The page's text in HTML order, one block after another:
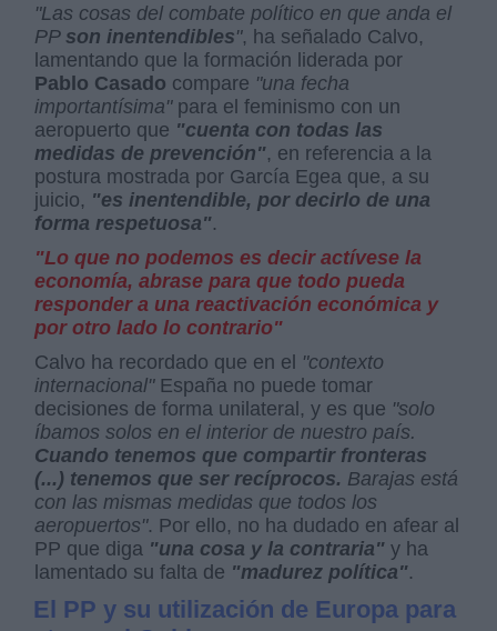
"Las cosas del combate político en que anda el
PP son inentendibles", ha señalado Calvo,
lamentando que la formación liderada por
Pablo Casado compare "una fecha
importantísima"para el feminismo con un
aeropuerto que "cuenta con todas las
medidas de prevención", en referencia a la
postura mostrada por García Egea que, a su
juicio, "es inentendible, por decirlo de una
forma respetuosa".
"Lo que no podemos es decir actívese la
economía, abrase para que todo pueda
responder a una reactivación económica y
por otro lado lo contrario"
Calvo ha recordado que en el "contexto
internacional"España no puede tomar
decisiones de forma unilateral, y es que "solo
íbamos solos en el interior de nuestro país.
Cuando tenemos que compartir fronteras
(...) tenemos que ser recíprocos. Barajas está
con las mismas medidas que todos los
aeropuertos". Por ello, no ha dudado en afear al
PP que diga "una cosa y la contraria" y ha
lamentado su falta de "madurez política".
El PP y su utilización de Europa para